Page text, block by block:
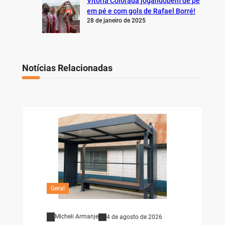
em pé e com gols de Rafael Borré!
28 de janeiro de 2025
Notícias Relacionadas
Geral
Micheli Armanje 4 de agosto de 2026